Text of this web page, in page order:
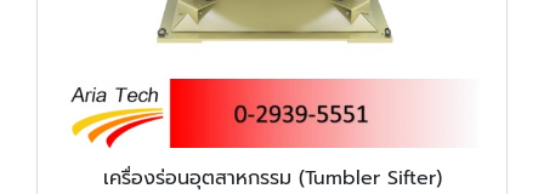
เครื่องร่อนอุตสาหกรรม (Tumbler Sifter)